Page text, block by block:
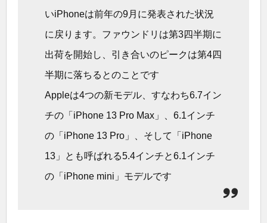
いiPhoneは前年の9月に発表された状況
に戻ります。ファウンドリは第3四半期に
出荷を開始し、引き合いのピークは第4四
半期に落ちるとのことです
Appleは4つの新モデル、すなわち6.7イン
チの「iPhone 13 Pro Max」、6.1インチ
の「iPhone 13 Pro」、そして「iPhone
13」とも呼ばれる5.4インチと6.1インチ
の「iPhone mini」モデルです